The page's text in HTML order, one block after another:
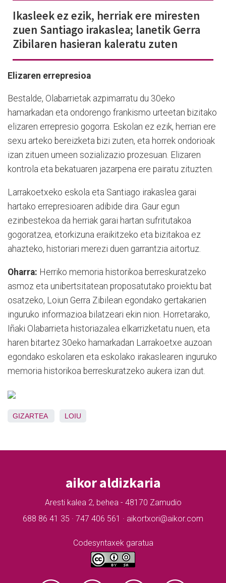
Ikasleek ez ezik, herriak ere miresten
zuen Santiago irakaslea; lanetik Gerra
Zibilaren hasieran kaleratu zuten
Elizaren errepresioa
Bestalde, Olabarrietak azpimarratu du 30eko
hamarkadan eta ondorengo frankismo urteetan bizitako
elizaren errepresio gogorra. Eskolan ez ezik, herrian ere
sexu arteko bereizketa bizi zuten, eta horrek ondorioak
izan zituen umeen sozializazio prozesuan. Elizaren
kontrola eta bekatuaren jazarpena ere pairatu zituzten.
Larrakoetxeko eskola eta Santiago irakaslea garai
hartako errepresioaren adibide dira. Gaur egun
ezinbestekoa da herriak garai hartan sufritutakoa
gogoratzea, etorkizuna eraikitzeko eta bizitakoa ez
ahazteko, historiari merezi duen garrantzia aitortuz.
Oharra: Herriko memoria historikoa berreskuratzeko
asmoz eta unibertsitatean proposatutako proiektu bat
osatzeko, Loiun Gerra Zibilean egondako gertakarien
inguruko informazioa bilatzeari ekin nion. Horretarako,
Iñaki Olabarrieta historiazalea elkarrizketatu nuen, eta
haren bitartez 30eko hamarkadan Larrakoetxe auzoan
egondako eskolaren eta eskolako irakaslearen inguruko
memoria historikoa berreskuratzeko aukera izan dut.
GIZARTEA LOIU
aikor aldizkaria
Aresti kalea 2, behea - 48170 Zamudio
688 86 41 35 · 747 406 561 · aikortxori@aikor.com
Codesyntaxek garatua